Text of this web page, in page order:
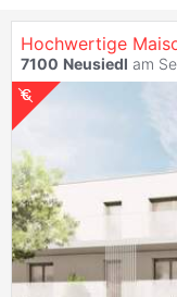
Hochwertige
7100 Neusiedl am